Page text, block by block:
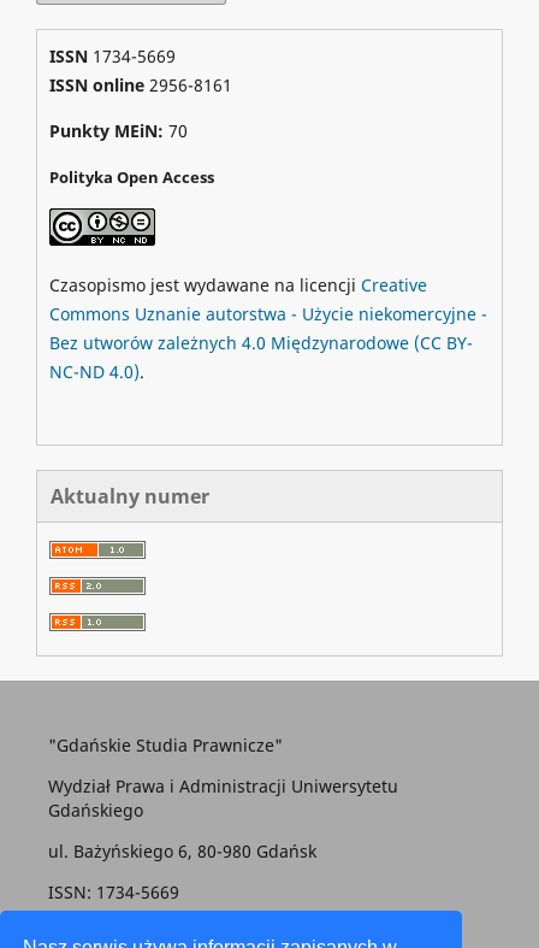
ISSN 1734-5669
ISSN online2956-8161
Punkty MEiN: 70
Polityka Open Access
Czasopismo jest wydawane na licencji Creative
Commons Uznanie autorstwa - Użycie niekomercyjne -
Bez utworów zależnych 4.0 Międzynarodowe (CC BY-
NC-ND 4.0).
Aktualny numer
"Gdańskie Studia Prawnicze"
Wydział Prawa i Administracji Uniwersytetu
Gdańskiego
ul. Bażyńskiego 6, 80-980 Gdańsk
ISSN: 1734-5669